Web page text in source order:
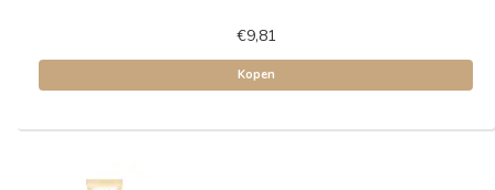
€9,81
Kopen